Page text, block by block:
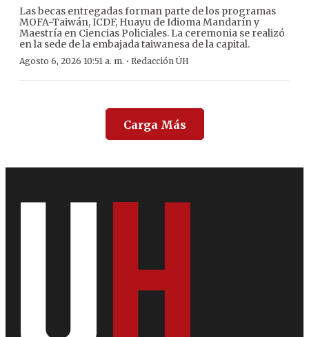
Las becas entregadas forman parte de los programas
MOFA-Taiwán, ICDF, Huayu de Idioma Mandarín y
Maestría en Ciencias Policiales. La ceremonia se realizó
en la sede de la embajada taiwanesa de la capital.
Agosto 6, 2026 10:51 a. m. · Redacción ÚH
Carga Más